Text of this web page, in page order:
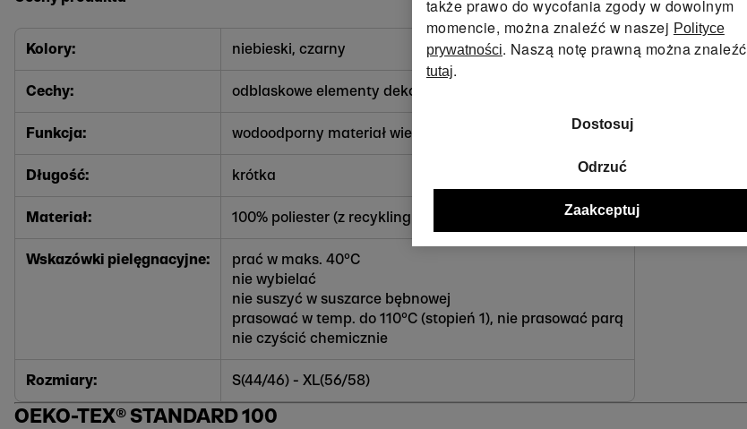
Kolory: niebieski, czarny
Cechy: odblaskowe elementy dekoracyjne
Funkcja: wodoodporny materiał wierzchni
Długość: krótka
Materiał: 100% poliester (z recyklingu)
Wskazówki pielęgnacyjne:
prać w maks. 40°C
nie wybielać
nie suszyć w suszarce bębnowej
prasować w temp. do 110°C (stopień 1), nie prasować parą
nie czyścić chemicznie
Rozmiary: S(44/46) - XL(56/58)
OEKO-TEX® STANDARD 100
także prawo do wycofania zgody w dowolnym
momencie, można znaleźć w naszej Polityce
prywatności. Naszą notę prawną można znaleźć
tutaj.
Dostosuj
Odrzuć
Zaakceptuj